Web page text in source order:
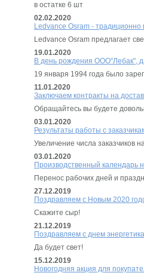
в остатке 6 шт
02.02.2020
Ledvance Osram - традиционно
Ledvance Osram предлагает
19.01.2020
В день рождения ООО"Лебак",
19 января 1994 года было
11.01.2020
Заключаем контракты на
Обращайтесь вы будете
03.01.2020
Результаты работы с
Увеличение числа заказчиков
03.01.2020
Производственный календарь
Перенос рабочих дней и
27.12.2019
Поздравляем с Новым 2020
Скажите сыр!
21.12.2019
Поздравляем с днем
Да будет свет!
15.12.2019
Новогодняя акция для